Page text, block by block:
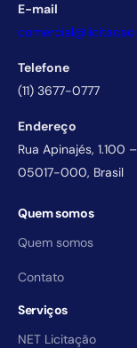
E-mail
Telefone
(11) 3677-0777
Endereço
Rua Apinajés, 1.100
05017-000, Brasil
Quem somos
Quem somos
Contato
Serviços
NET Licitação